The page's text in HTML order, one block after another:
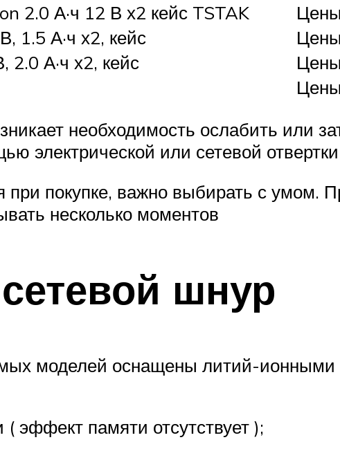
2.0 А·ч 12 В х2 кейс TSTAK Цены
1.5 А·ч х2, кейс Цены
2.0 А·ч х2, кейс Цены
Цены
необходимость ослабить или
электрической или сетевой отвертки
при покупке, важно выбирать с умом.
несколько моментов
шнур
моделей оснащены литий-ионными
эффект памяти отсутствует );